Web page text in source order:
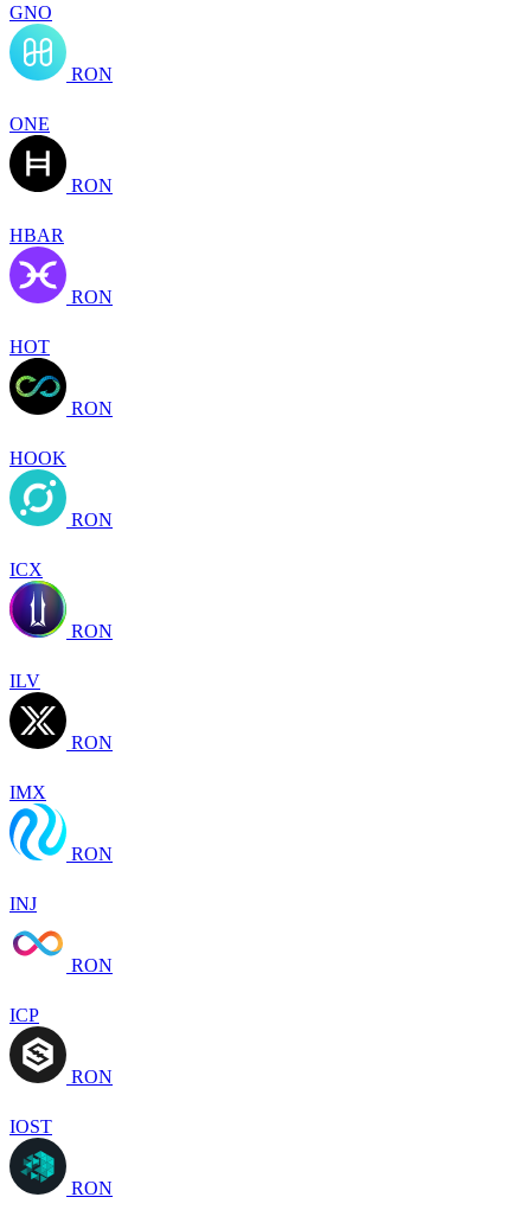
GNO
RON
ONE
RON
HBAR
RON
HOT
RON
HOOK
RON
ICX
RON
ILV
RON
IMX
RON
INJ
RON
ICP
RON
IOST
RON